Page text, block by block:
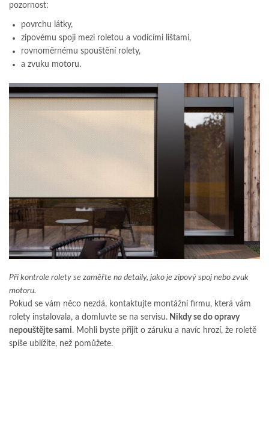
pozornost:
povrchu látky,
zipovému spoji mezi roletou a vodícími lištami,
rovnoměrnému spouštění rolety,
a zvuku motoru.
Při kontrole rolety se zaměřte na detaily, jako je zipový spoj nebo zvuk
motoru.
Pokud se vám něco nezdá, kontaktujte montážní firmu, která vám
rolety instalovala, a domluvte se na servisu. Nikdy se do opravy
nepouštějte sami. Mohli byste přijít o záruku a navíc hrozí, že roletě
spíše ublížíte, než pomůžete.